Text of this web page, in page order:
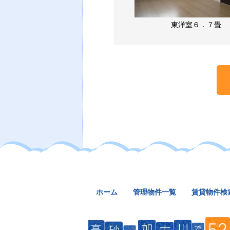
東洋室６．７畳
ホーム 管理物件一覧 賃貸物件検